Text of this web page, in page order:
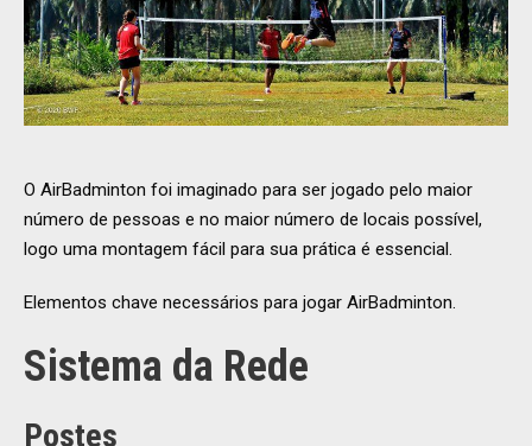
O AirBadminton foi imaginado para ser jogado pelo maior
número de pessoas e no maior número de locais possível,
logo uma montagem fácil para sua prática é essencial.
Elementos chave necessários para jogar AirBadminton.
Sistema da Rede
Postes